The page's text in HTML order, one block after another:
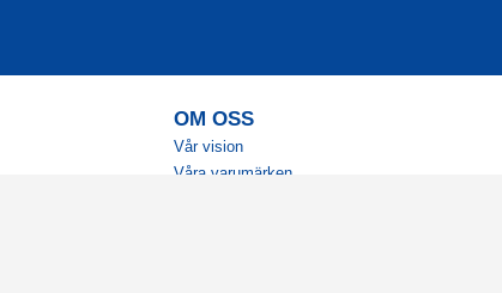
OM OSS
Vår vision
Våra varumärken